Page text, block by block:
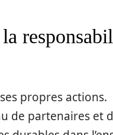
propres actions.
de partenaires et